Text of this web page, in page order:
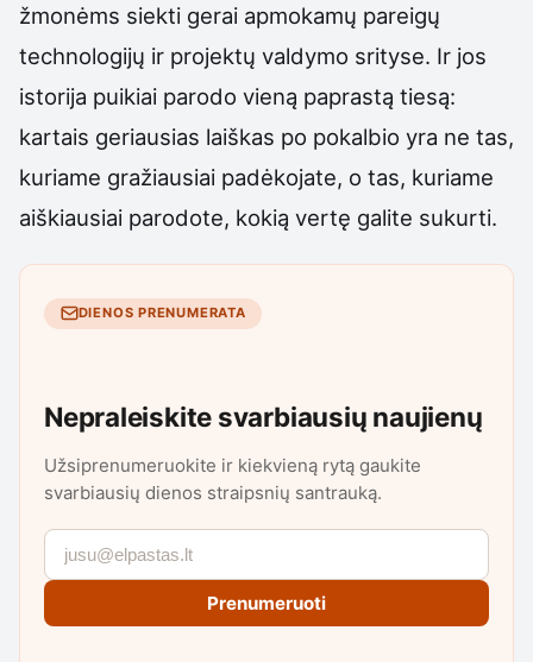
žmonėms siekti gerai apmokamų pareigų
technologijų ir projektų valdymo srityse. Ir jos
istorija puikiai parodo vieną paprastą tiesą:
kartais geriausias laiškas po pokalbio yra ne tas,
kuriame gražiausiai padėkojate, o tas, kuriame
aiškiausiai parodote, kokią vertę galite sukurti.
DIENOS PRENUMERATA
Nepraleiskite svarbiausių naujienų
Užsiprenumeruokite ir kiekvieną rytą gaukite
svarbiausių dienos straipsnių santrauką.
Prenumeruoti